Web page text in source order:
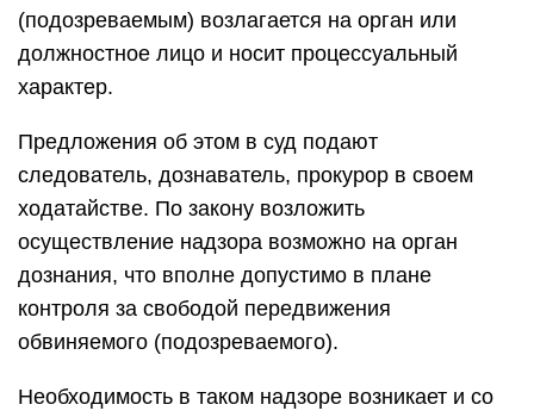
(подозреваемым) возлагается на орган или
должностное лицо и носит процессуальный
характер.
Предложения об этом в суд подают
следователь, дознаватель, прокурор в своем
ходатайстве. По закону возложить
осуществление надзора возможно на орган
дознания, что вполне допустимо в плане
контроля за свободой передвижения
обвиняемого (подозреваемого).
Необходимость в таком надзоре возникает и со